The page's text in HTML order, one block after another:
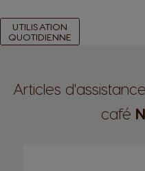
UTILISATION
QUOTIDIENNE
Articles
café